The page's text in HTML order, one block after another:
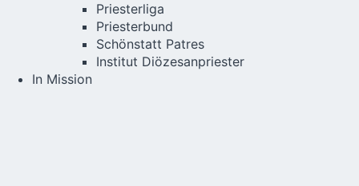
Priesterliga
Priesterbund
Schönstatt Patres
Institut Diözesanpriester
In Mission